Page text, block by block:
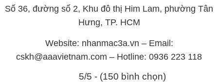
Số 36, đường số 2, Khu đô thị Him Lam, phường Tân
Hưng, TP. HCM
Website: nhanmac3a.vn – Email:
cskh@aaavietnam.com – Hotline: 0936 223 118
5/5 - (150 bình chọn)